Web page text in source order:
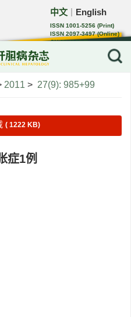
中文 English
ISSN 1001-5256 (Print)
ISSN 2097-3497 (Online)
CN 22-1108/R
2011 > 27(9): 985+99
( 1222 KB)
症1例